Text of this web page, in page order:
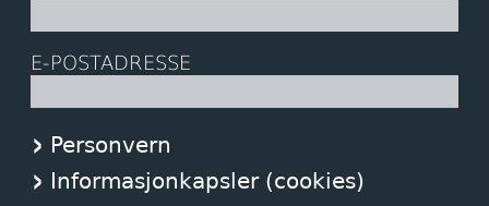
E-POSTADRESSE
Personvern
Informasjonkapsler (cookies)